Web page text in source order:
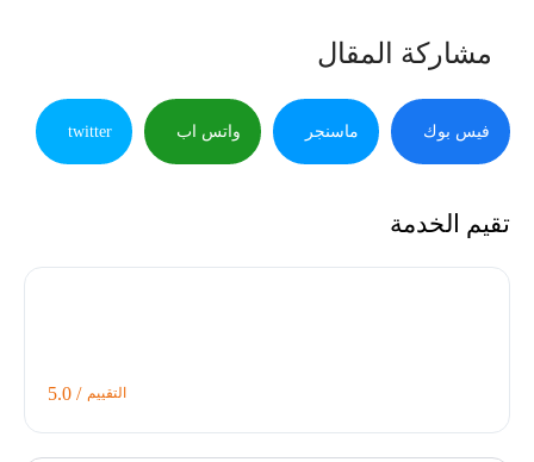
مشاركة المقال
فيس بوك ماسنجر واتس اب twitter
تقيم الخدمة
التقييم / 5.0